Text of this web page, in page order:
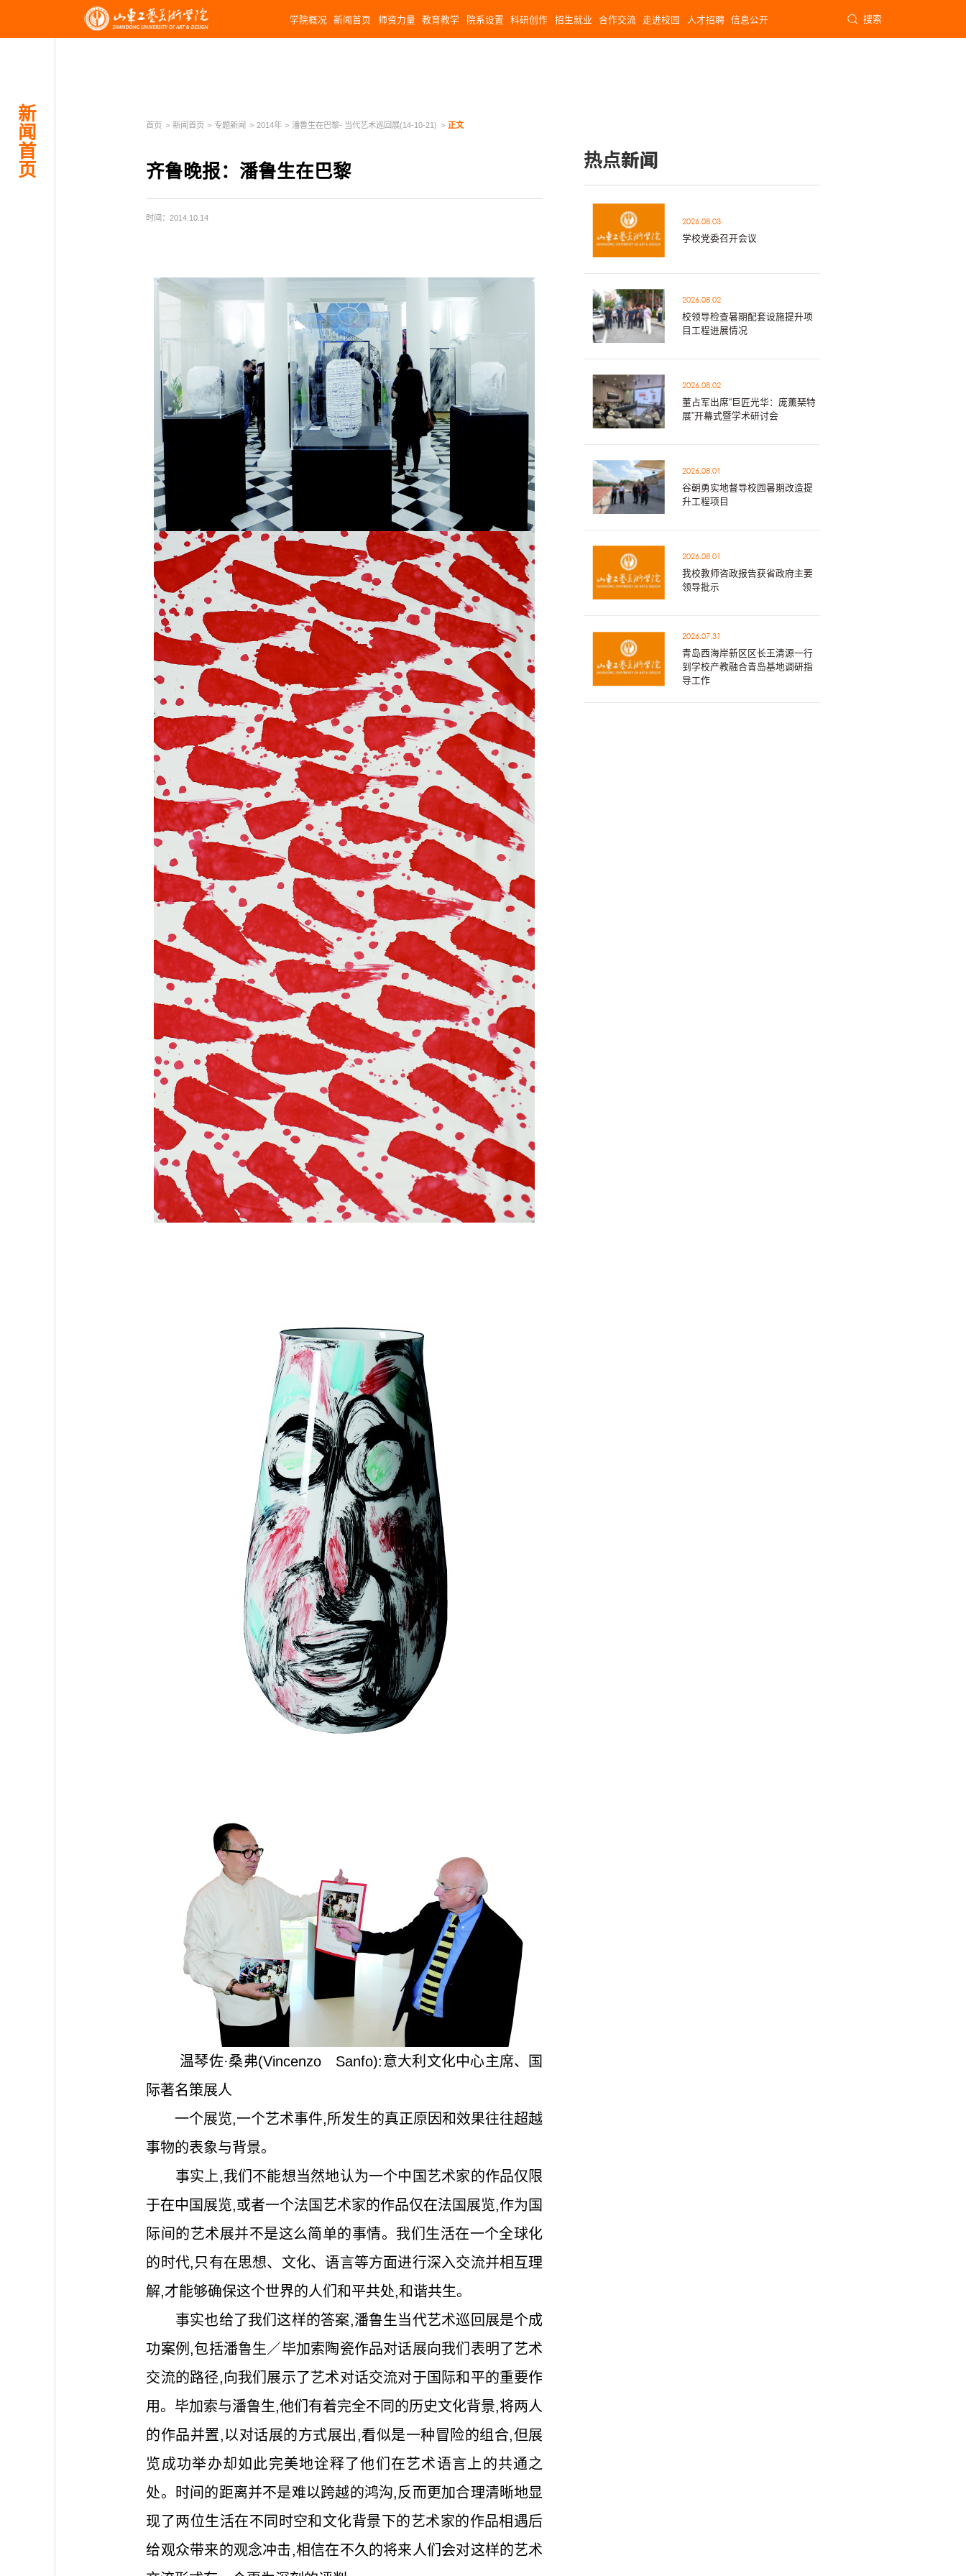
学院概况 新闻首页 师资力量 教育教学 院系设置 科研创作 招生就业 合作交流 走进校园 人才招聘 信息公开 搜索
新
闻
首
页
首页 > 新闻首页 > 专题新闻 > 2014年 > 潘鲁生在巴黎- 当代艺术巡回展(14-10-21) > 正文
齐鲁晚报：潘鲁生在巴黎
时间：2014.10.14
温琴佐·桑弗(Vincenzo Sanfo):意大利文化中心主席、国
际著名策展人
一个展览,一个艺术事件,所发生的真正原因和效果往往超越
事物的表象与背景。
事实上,我们不能想当然地认为一个中国艺术家的作品仅限
于在中国展览,或者一个法国艺术家的作品仅在法国展览,作为国
际间的艺术展并不是这么简单的事情。我们生活在一个全球化
的时代,只有在思想、文化、语言等方面进行深入交流并相互理
解,才能够确保这个世界的人们和平共处,和谐共生。
事实也给了我们这样的答案,潘鲁生当代艺术巡回展是个成
功案例,包括潘鲁生／毕加索陶瓷作品对话展向我们表明了艺术
交流的路径,向我们展示了艺术对话交流对于国际和平的重要作
用。毕加索与潘鲁生,他们有着完全不同的历史文化背景,将两人
的作品并置,以对话展的方式展出,看似是一种冒险的组合,但展
览成功举办却如此完美地诠释了他们在艺术语言上的共通之
处。时间的距离并不是难以跨越的鸿沟,反而更加合理清晰地显
现了两位生活在不同时空和文化背景下的艺术家的作品相遇后
给观众带来的观念冲击,相信在不久的将来人们会对这样的艺术
热点新闻
2026.08.03
学校党委召开会议
2026.08.02
校领导检查暑期配套设施提升项
目工程进展情况
2026.08.02
董占军出席“巨匠光华：庞薰琹特
展”开幕式暨学术研讨会
2026.08.01
谷朝勇实地督导校园暑期改造提
升工程项目
2026.08.01
我校教师咨政报告获省政府主要
领导批示
2026.07.31
青岛西海岸新区区长王清源一行
到学校产教融合青岛基地调研指
导工作